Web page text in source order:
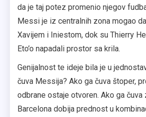
da je taj potez promenio njegov
Messi je iz centralnih zona mogao
Xavijem i Iniestom, dok su Thierry
Eto’o napadali prostor sa krila.
Genijalnost te ideje bila je u
čuva Messija? Ako ga čuva štoper,
odbrane ostaje otvoren. Ako ga čuva
Barcelona dobija prednost u